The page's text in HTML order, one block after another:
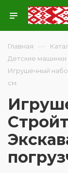
Главная —
Детские машинки
Игрушечный
см